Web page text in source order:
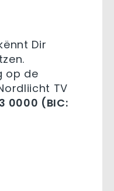
Dir
op de
TV
0000 (BIC: